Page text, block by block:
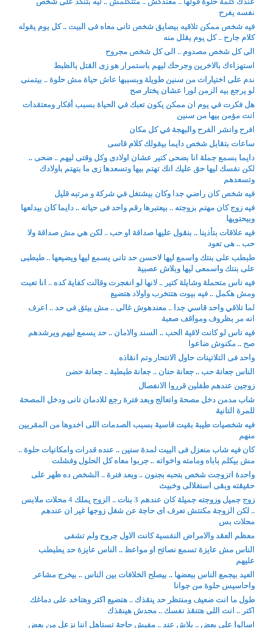
نفسه يفرح
فيه شخص ممكن تلاقيه بيضايق شخص تانى معاه فى البيت .. كل يوم يقوله
كلام جارح .. كل يوم يقلل منه
الى كل شخص مصدوم .. الى كل شخص مجروح
استهزاءك بالاخرين وجرحك ليهم باستمرار هو زى القتل بالظبط
ندم على اختيارات من سنين طويلة وبسببها عاش حياة مش حلوة .. بيتمنى
لو يرجع بيه الزمن لورا عشان يختار صح
هل فكرت في يوم ان ممكن يكون تعبك في الحياة بسبب أفكار ومعتقدات
انت مؤمن بيها من سنين
افرح وانشر الفرح والبهجة في كل مكان
ساعات بتقابل شخص دايما بيقولك كلام قاسى
دايما بسمع جملة انا بضحى كتير عشان اولادى وكل وقتى ليهم .. ضحى ..
لكن نفسك ليها حق عليك انك تهتم بيها وتسعدها زى ما بتهتم باولادك
وتسعدهم
فيه شخص كان راضي جدا وكان بيشتغل في شركة و مرتبه قليل
فيه زوج كان مهتم بزوجته .. بيعتبرها رقم واحد فى حياته .. دايما كان بيدلعها
وبيحتويها
فيه علاقات بتأذينا .. بنقول عليها صداقة او حب .. لكن هي مش صداقة ولا
حب .. هى تعود
طبطب على بنتك واسمع ليها لاحسن حد تانى يسمع ليها ويضيعها .. طبطبى
على بنتك واسمعى ليها وبلاش عصبية
فيه ناس متحملة وشايلة كتير .. لانها لو انفجرت وقالت كفاية كده .. انا تعبت
ومش هكمل .. فيه بيوت هتتخرب واولاد هتضيع
لما تلاقي واحد قاسي جدا .. معندهوش غالى .. مش بيثق فى حد .. اعرف
انه مر بظروف ومواقف صعبة
فيه ناس لو كانت لاقية الحب .. السند والامان .. حد يسمع ليهم ويرشدهم
صح .. مكنوش ضاعوا
واحد فى التلاتينات حاول الانتحار وتم انقاذه
الناس جعانة حب .. جعانة حنان .. جعانة طبطبة .. جعانة حضن
زوجين عندهم طفلين قرروا الانفصال
شاب مدمن دخل مصحة واتعالج وبعد فترة رجع للادمان تانى ودخل المصحة
للمرة التانية
فيه شخصيات طيبة بقيت قاسية بسبب الصدمات اللى اخدوها من المقربين
منهم
كان فيه شاب منعزل فى البيت لمدة سنين .. عنده قدرات وامكانيات حلوة ..
مش بيكلم باباه ومامته واخواته .. جربوا معاه كل الحلول وفشلت
واحدة اتزوجت شخص بتحبه بجنون .. وبعد فترة .. الشخص ده ظهر على
حقيقته وبقى استغلالى وخبيث
زوج جميل وزوجته جميلة كان عندهم 3 بنات .. الزوج يملك 4 محلات ملابس
.. لكن الزوجة مكنتش تعرف اى حاجة عن شغل زوجها غير ان عندهم
محلات بس
معظم العقد والامراض النفسية كانت الاول جروح ولم تشفى
الناس مش عايزة تسمع نصائح او مواعظ .. الناس عايزة حد يطبطب
عليهم
العيد بيجمع الناس ببعضها .. بيصلح الخلافات بين الناس .. بيخرج مشاعر
واحاسيس حلوة من جوانا
طول ما انت ضعيف ومنتظر حد ينقذك .. هتضيع اكتر وهتاخد على دماغك
اكتر .. انت اللى هتنقذ نفسك .. محدش هينقذك
اسالوا على بعض .. بلاش عند .. مفيش حاجة تستاهل اننا نزعل من بعض